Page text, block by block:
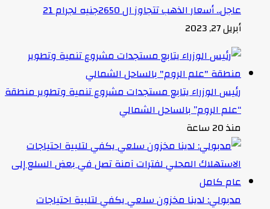
عاجل.. أسعار الذهب تتجاوز ال 2650جنيه لجرام 21
أبريل 27, 2023
رئيس الوزراء يتابع مستجدات مشروع تنمية وتطوير منطقة
“علم الروم” بالساحل الشمالي
منذ 20 ساعة
مدبولي: لدينا مخزون سلعي يكفي لتلبية احتياجات